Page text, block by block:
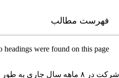
فهرست مطالب
headings were found on this page.